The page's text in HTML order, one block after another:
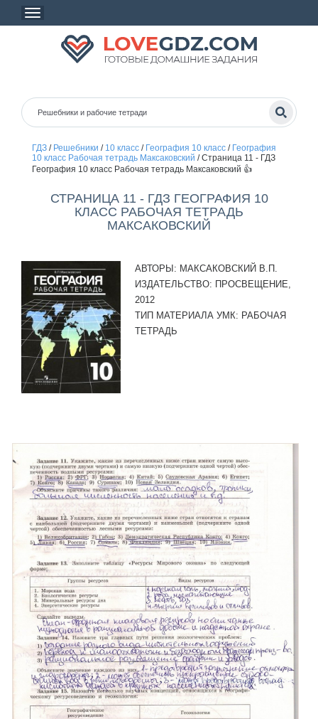
ГДЗ/ Решебники / 10 класс/ География 10 класс/ География
10 класс Рабочая тетрадь Максаковский /Страница 11 - ГДЗ
География 10 класс Рабочая тетрадь Максаковский 👍
СТРАНИЦА 11 - ГДЗ ГЕОГРАФИЯ 10
КЛАСС РАБОЧАЯ ТЕТРАДЬ
МАКСАКОВСКИЙ
АВТОРЫ: МАКСАКОВСКИЙ В.П.
ИЗДАТЕЛЬСТВО: ПРОСВЕЩЕНИЕ,
2012
ТИП МАТЕРИАЛА УМК: РАБОЧАЯ
ТЕТРАДЬ